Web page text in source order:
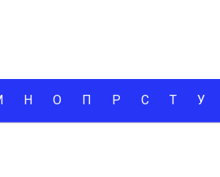
Н О П Р С Т У